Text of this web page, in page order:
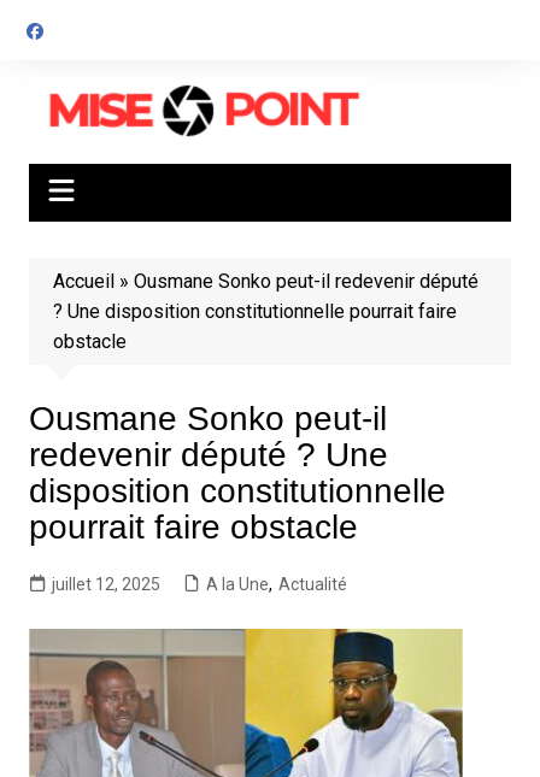
Accueil» Ousmane Sonko peut-il redevenir député
? Une disposition constitutionnelle pourrait faire
obstacle
Ousmane Sonko peut-il
redevenir député ? Une
disposition constitutionnelle
pourrait faire obstacle
juillet 12, 2025 A la Une, Actualité